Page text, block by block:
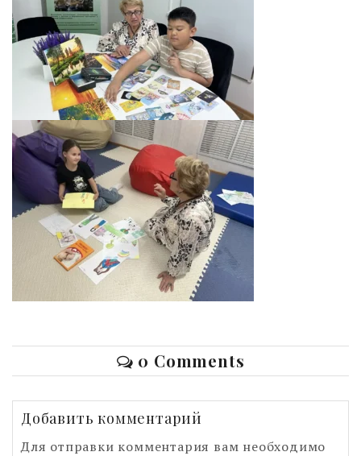
0 Comments
Добавить комментарий
Для отправки комментария вам необходимо